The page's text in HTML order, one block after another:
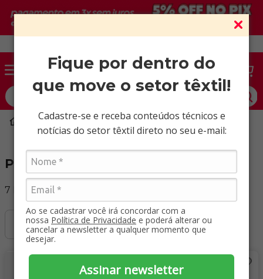
Fique por dentro do
que move o setor têxtil!
Cadastre-se e receba conteúdos técnicos e
notícias do setor têxtil direto no seu e-mail:
Ao se cadastrar você irá concordar com a
nossa Política de Privacidade e poderá alterar ou
cancelar a newsletter a qualquer momento que
desejar.
Assinar newsletter
O que você procura?
PVC PVC Cristal
PVC Cristal
7 Produtos
Filtrar